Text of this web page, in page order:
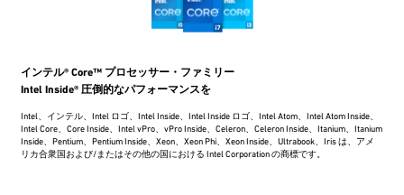
インテル® Core™ プロセッサー・ファミリー
Intel Inside® 圧倒的なパフォーマンスを
Intel、インテル、Intel ロゴ、Intel Inside、Intel Inside ロゴ、Intel Atom、Intel Atom Inside、
Intel Core、Core Inside、Intel vPro、vPro Inside、Celeron、Celeron Inside、Itanium、Itanium
Inside、Pentium、Pentium Inside、Xeon、Xeon Phi、Xeon Inside、Ultrabook、Iris は、アメ
リカ合衆国および/またはその他の国における Intel Corporation の商標です。